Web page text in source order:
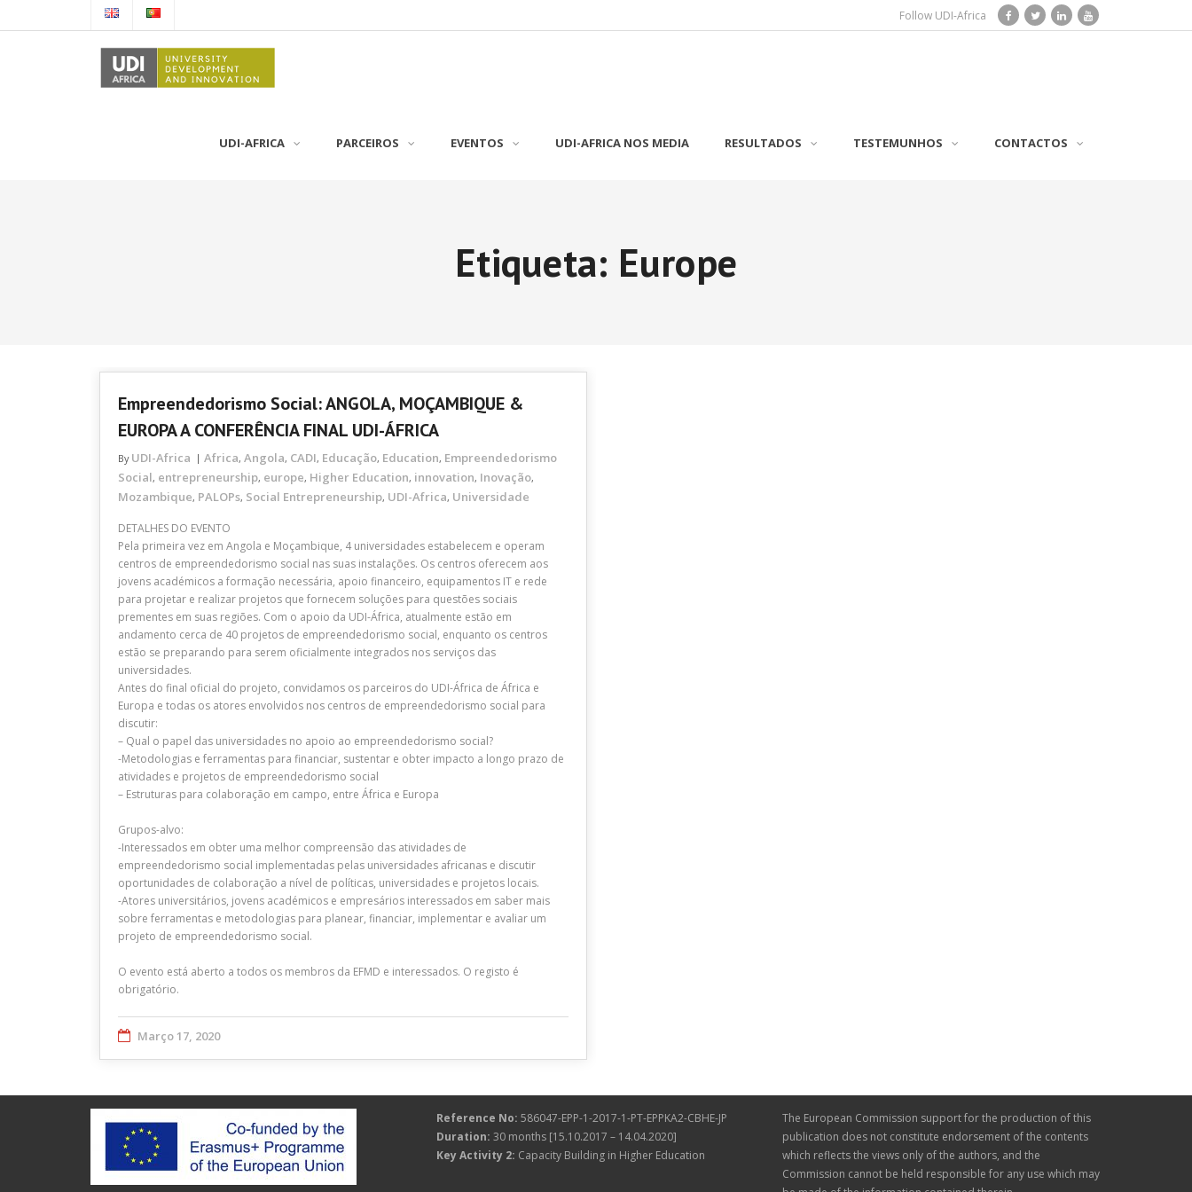
Follow UDI-Africa
UDI-AFRICA PARCEIROS EVENTOS UDI-AFRICA NOS MEDIA RESULTADOS TESTEMUNHOS CONTACTOS
Etiqueta: Europe
Empreendedorismo Social: ANGOLA, MOÇAMBIQUE &
EUROPA A CONFERÊNCIA FINAL UDI-ÁFRICA
By UDI-Africa Africa, Angola, CADI, Educação, Education, Empreendedorismo
Social, entrepreneurship, europe, Higher Education, innovation, Inovação,
Mozambique, PALOPs, Social Entrepreneurship, UDI-Africa, Universidade
DETALHES DO EVENTO
Pela primeira vez em Angola e Moçambique, 4 universidades estabelecem e operam
centros de empreendedorismo social nas suas instalações. Os centros oferecem aos
jovens académicos a formação necessária, apoio financeiro, equipamentos IT e rede
para projetar e realizar projetos que fornecem soluções para questões sociais
prementes em suas regiões. Com o apoio da UDI-África, atualmente estão em
andamento cerca de 40 projetos de empreendedorismo social, enquanto os centros
estão se preparando para serem oficialmente integrados nos serviços das
universidades.
Antes do final oficial do projeto, convidamos os parceiros do UDI-África de África e
Europa e todas os atores envolvidos nos centros de empreendedorismo social para
discutir:
– Qual o papel das universidades no apoio ao empreendedorismo social?
-Metodologias e ferramentas para financiar, sustentar e obter impacto a longo prazo de
atividades e projetos de empreendedorismo social
– Estruturas para colaboração em campo, entre África e Europa
Grupos-alvo:
-Interessados em obter uma melhor compreensão das atividades de
empreendedorismo social implementadas pelas universidades africanas e discutir
oportunidades de colaboração a nível de políticas, universidades e projetos locais.
-Atores universitários, jovens académicos e empresários interessados em saber mais
sobre ferramentas e metodologias para planear, financiar, implementar e avaliar um
projeto de empreendedorismo social.
O evento está aberto a todos os membros da EFMD e interessados. O registo é
obrigatório.
Março 17, 2020
Reference No: 586047-EPP-1-2017-1-PT-EPPKA2-CBHE-JP
Duration: 30 months [15.10.2017 – 14.04.2020]
Key Activity 2: Capacity Building in Higher Education
The European Commission support for the production of this
publication does not constitute endorsement of the contents
which reflects the views only of the authors, and the
Commission cannot be held responsible for any use which may